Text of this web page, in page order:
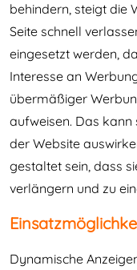
behindern, steigt die
Seite schnell
eingesetzt werden,
Interesse an
übermäßiger
aufweisen. Das
der Website
gestaltet sein, dass
verlängern und zu
Dynamische